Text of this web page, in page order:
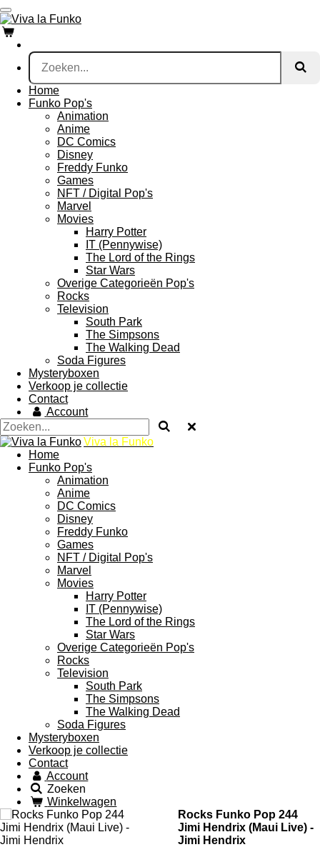
Ga
direct
naar
de
hoofdinhoud
Home
Funko Pop's
Animation
Anime
DC Comics
Disney
Freddy Funko
Games
NFT / Digital Pop's
Marvel
Movies
Harry Potter
IT (Pennywise)
The Lord of the Rings
Star Wars
Overige Categorieën Pop's
Rocks
Television
South Park
The Simpsons
The Walking Dead
Soda Figures
Mysteryboxen
Verkoop je collectie
Contact
Account
Viva la Funko
Home
Funko Pop's
Animation
Anime
DC Comics
Disney
Freddy Funko
Games
NFT / Digital Pop's
Marvel
Movies
Harry Potter
IT (Pennywise)
The Lord of the Rings
Star Wars
Overige Categorieën Pop's
Rocks
Television
South Park
The Simpsons
The Walking Dead
Soda Figures
Mysteryboxen
Verkoop je collectie
Contact
Account
Zoeken
Winkelwagen
Rocks Funko Pop 244
Jimi Hendrix (Maui Live) -
Jimi Hendrix